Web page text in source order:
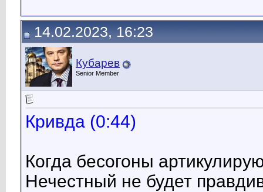
14.02.2023, 16:23
Кубарев
Senior Member
Кривда (0:44)
Когда бесогоны
Нечестный не будет